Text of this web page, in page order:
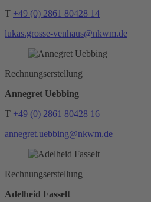
T +49 (0) 2861 80428 14
lukas.grosse-venhaus@nkwm.de
Rechnungserstellung
Annegret Uebbing
T +49 (0) 2861 80428 16
annegret.uebbing@nkwm.de
Rechnungserstellung
Adelheid Fasselt